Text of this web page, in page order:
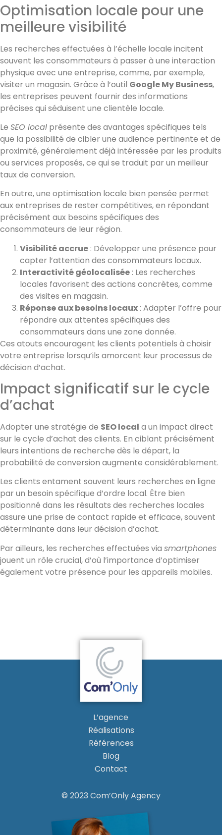
Optimisation locale pour une
meilleure visibilité
Les recherches effectuées à l’échelle locale incitent
souvent les consommateurs à passer à une interaction
physique avec une entreprise, comme, par exemple,
visiter un magasin. Grâce à l’outil Google My Business,
les entreprises peuvent fournir des informations
précises qui séduisent une clientèle locale.
Le SEO local présente des avantages spécifiques tels
que la possibilité de cibler une audience pertinente et de
proximité, généralement déjà intéressée par les produits
ou services proposés, ce qui se traduit par un meilleur
taux de conversion.
En outre, une optimisation locale bien pensée permet
aux entreprises de rester compétitives, en répondant
précisément aux besoins spécifiques des
consommateurs de leur région.
Visibilité accrue : Développer une présence pour
capter l’attention des consommateurs locaux.
Interactivité géolocalisée : Les recherches
locales favorisent des actions concrètes, comme
des visites en magasin.
Réponse aux besoins locaux : Adapter l’offre pour
répondre aux attentes spécifiques des
consommateurs dans une zone donnée.
Ces atouts encouragent les clients potentiels à choisir
votre entreprise lorsqu’ils amorcent leur processus de
décision d’achat.
Impact significatif sur le cycle
d’achat
Adopter une stratégie de SEO local a un impact direct
sur le cycle d’achat des clients. En ciblant précisément
leurs intentions de recherche dès le départ, la
probabilité de conversion augmente considérablement.
Les clients entament souvent leurs recherches en ligne
par un besoin spécifique d’ordre local. Être bien
positionné dans les résultats des recherches locales
assure une prise de contact rapide et efficace, souvent
déterminante dans leur décision d’achat.
Par ailleurs, les recherches effectuées via smartphones
jouent un rôle crucial, d’où l’importance d’optimiser
également votre présence pour les appareils mobiles.
L’agence
Réalisations
Références
Blog
Contact
© 2023 Com’Only Agency